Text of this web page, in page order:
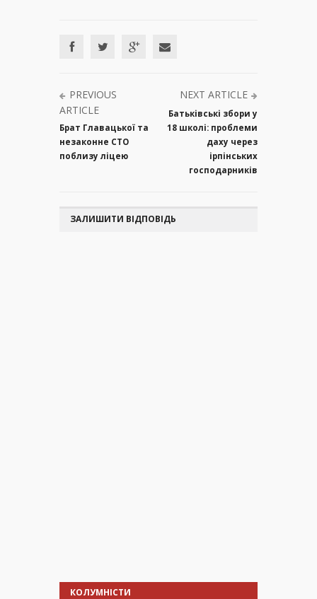
PREVIOUS
ARTICLE
Брат Главацької та
незаконне СТО
поблизу ліцею
NEXT ARTICLE
Батьківські збори у
18 школі: проблеми
даху через
ірпінських
господарників
ЗАЛИШИТИ ВІДПОВІДЬ
КОЛУМНІСТИ